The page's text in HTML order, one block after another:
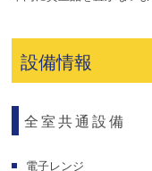
設備情報
全室共通設備
電子レンジ